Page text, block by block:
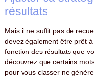
résultats
Mais il ne suffit pas de
devez également être prêt
fonction des résultats que
découvrez que certains
pour vous classer ne